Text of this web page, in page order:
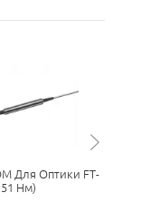
Для Оптики FT-
Нм)